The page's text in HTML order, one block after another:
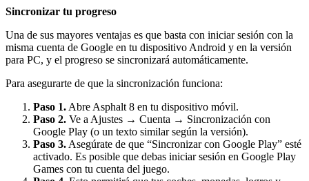
Sincronizar tu progreso
Una de sus mayores ventajas es que basta con iniciar sesión con la
misma cuenta de Google en tu dispositivo Android y en la versión
para PC, y el progreso se sincronizará automáticamente.
Para asegurarte de que la sincronización funciona:
Paso 1. Abre Asphalt 8 en tu dispositivo móvil.
Paso 2. Ve a Ajustes → Cuenta → Sincronización con
Google Play (o un texto similar según la versión).
Paso 3. Asegúrate de que “Sincronizar con Google Play” esté
activado. Es posible que debas iniciar sesión en Google Play
Games con tu cuenta del juego.